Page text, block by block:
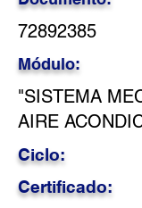
72892385
Módulo:
"SISTEMA
AIRE
Ciclo:
Certificado: